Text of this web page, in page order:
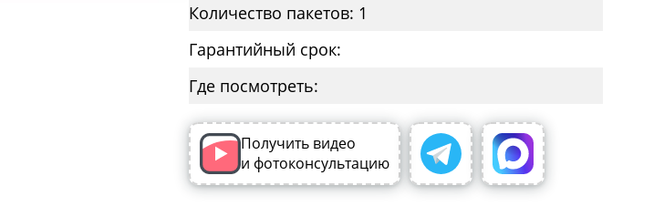
Количество пакетов: 1
Гарантийный срок:
Где посмотреть:
Получить видео
и фотоконсультацию